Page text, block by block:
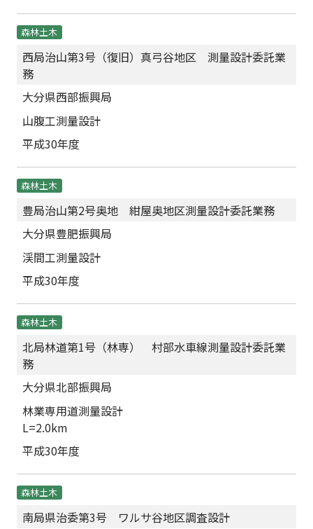
森林土木
西局治山第3号（復旧）真弓谷地区 測量設計委託業
務
大分県西部振興局
山腹工測量設計
平成30年度
森林土木
豊局治山第2号奥地 紺屋奥地区測量設計委託業務
大分県豊肥振興局
渓間工測量設計
平成30年度
森林土木
北局林道第1号（林専） 村部水車線測量設計委託業
務
大分県北部振興局
林業専用道測量設計
L=2.0km
平成30年度
森林土木
南局県治委第3号 ワルサ谷地区調査設計